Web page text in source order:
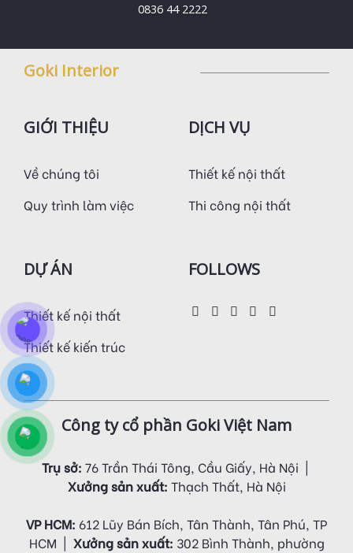
0836 44 2222
Goki Interior
GIỚI THIỆU
Về chúng tôi
Quy trình làm việc
DỊCH VỤ
Thiết kế nội thất
Thi công nội thất
DỰ ÁN
Thiết kế nội thất
Thiết kế kiến trúc
FOLLOWS
Công ty cổ phần Goki Việt Nam
Trụ sở: 76 Trần Thái Tông, Cầu Giấy, Hà Nội |
Xưởng sản xuất: Thạch Thất, Hà Nội
VP HCM: 612 Lũy Bán Bích, Tân Thành, Tân Phú, TP
HCM | Xưởng sản xuất: 302 Bình Thành, phường